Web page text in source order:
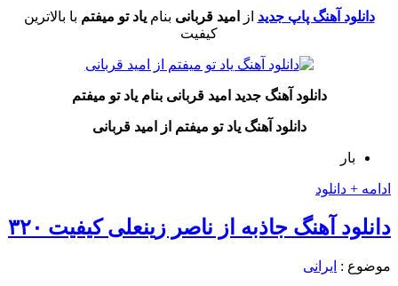
دانلود آهنگ پاپ جدید از امید قربانی بنامیاد تو میفتم با بالاترین
کیفیت
دانلود آهنگ جدید امید قربانی بنام یاد تو میفتم
دانلود آهنگ یاد تو میفتم از امید قربانی
بار
ادامه + دانلود
دانلود آهنگ جاذبه از ناصر زینعلی کیفیت ۳۲۰
موضوع : ایرانی